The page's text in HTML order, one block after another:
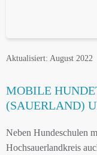
Aktualisiert: August 2022
MOBILE
(SAUERLAND)
Neben Hundeschulen
Hochsauerlandkreis